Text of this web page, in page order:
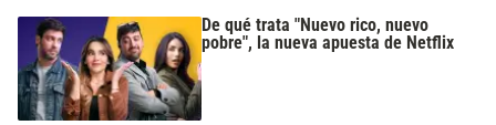
De qué trata "Nuevo rico, nuevo
pobre", la nueva apuesta de Netflix